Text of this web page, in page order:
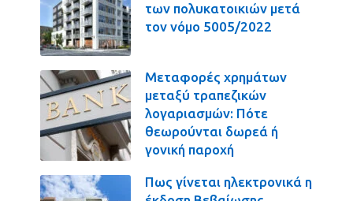
των πολυκατοικιών μετά
τον νόμο 5005/2022
Μεταφορές χρημάτων
μεταξύ τραπεζικών
λογαριασμών: Πότε
θεωρούνται δωρεά ή
γονική παροχή
Πως γίνεται ηλεκτρονικά η